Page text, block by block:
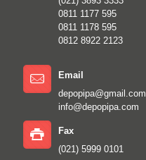
0811 1177 595
0811 1178 595
0812 8922 2123
Email
depopipa@gmail.com
info@depopipa.com
Fax
(021) 5999 0101